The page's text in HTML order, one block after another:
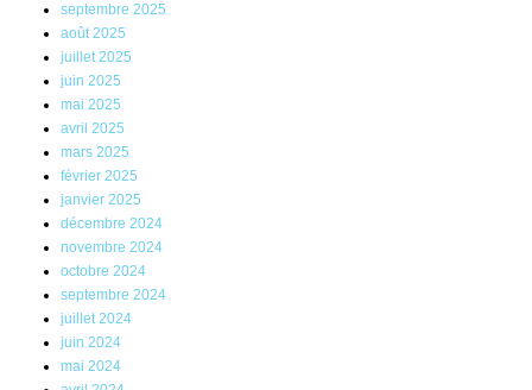
septembre 2025
août 2025
juillet 2025
juin 2025
mai 2025
avril 2025
mars 2025
février 2025
janvier 2025
décembre 2024
novembre 2024
octobre 2024
septembre 2024
juillet 2024
juin 2024
mai 2024